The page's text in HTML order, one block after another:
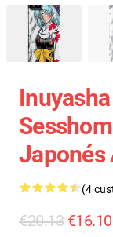
Japonés
(4
€20.13 €16.10